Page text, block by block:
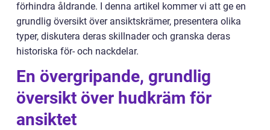
förhindra åldrande. I denna artikel kommer vi att ge en
grundlig översikt över ansiktskrämer, presentera olika
typer, diskutera deras skillnader och granska deras
historiska för- och nackdelar.
En övergripande, grundlig
översikt över hudkräm för
ansiktet